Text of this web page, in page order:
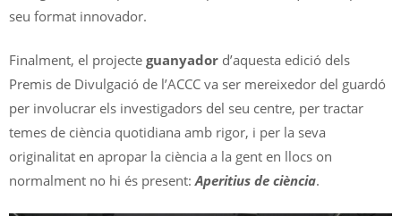
seu format innovador.
Finalment, el projecte guanyador d’aquesta edició dels
Premis de Divulgació de l’ACCC va ser mereixedor del guardó
per involucrar els investigadors del seu centre, per tractar
temes de ciència quotidiana amb rigor, i per la seva
originalitat en apropar la ciència a la gent en llocs on
normalment no hi és present:Aperitius de ciència.